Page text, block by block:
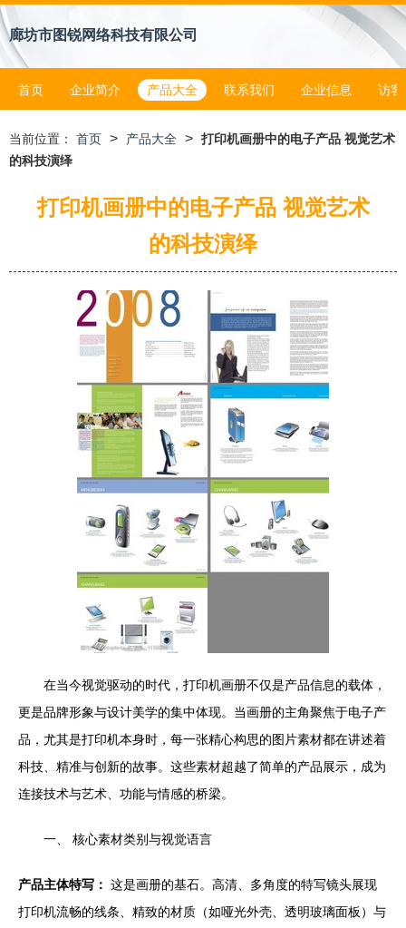
廊坊市图锐网络科技有限公司
首页 企业简介 产品大全 联系我们 企业信息 访客
当前位置： 首页 > 产品大全 > 打印机画册中的电子产品 视觉艺术
的科技演绎
打印机画册中的电子产品 视觉艺术
的科技演绎
在当今视觉驱动的时代，打印机画册不仅是产品信息的载体，
更是品牌形象与设计美学的集中体现。当画册的主角聚焦于电子产
品，尤其是打印机本身时，每一张精心构思的图片素材都在讲述着
科技、精准与创新的故事。这些素材超越了简单的产品展示，成为
连接技术与艺术、功能与情感的桥梁。
一、 核心素材类别与视觉语言
产品主体特写： 这是画册的基石。高清、多角度的特写镜头展现
打印机流畅的线条、精致的材质（如哑光外壳、透明玻璃面板）与